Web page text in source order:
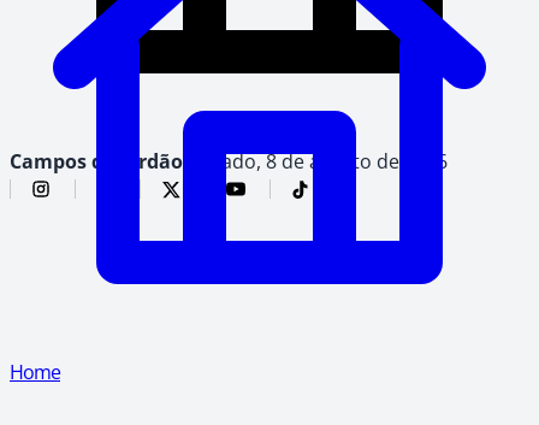
Campos do Jordão, sábado, 8 de agosto de 2026
Home